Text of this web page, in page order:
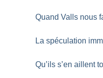
Quand Valls nous
La spéculation
Qu’ils s’en aillent